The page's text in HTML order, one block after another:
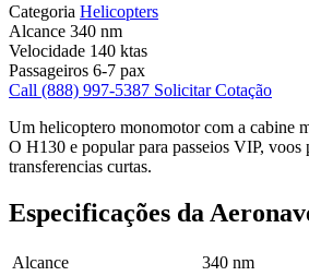
Categoria Helicopters
Alcance 340 nm
Velocidade 140 ktas
Passageiros 6-7 pax
Call (888) 997-5387 Solicitar Cotação
Um helicoptero monomotor com a cabine
O H130 e popular para passeios VIP, voos
transferencias curtas.
Especificações da
Alcance
340 nm